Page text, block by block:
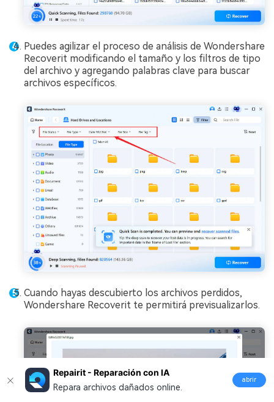
Repairit - Reparación con IA
Repara archivos dañados online.
abrir
Puedes agilizar el proceso de análisis de Wondershare
Recoverit modificando el tamaño y los filtros de tipo
del archivo y agregando palabras clave para buscar
archivos específicos.
Cuando hayas descubierto los archivos perdidos,
Wondershare Recoverit te permitirá previsualizarlos.